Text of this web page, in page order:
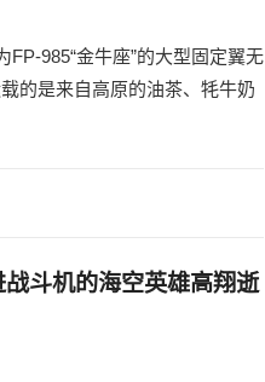
985“金牛座”的大型固定翼无
的是来自高原的油茶、牦牛奶
斗机的海空英雄高翔逝